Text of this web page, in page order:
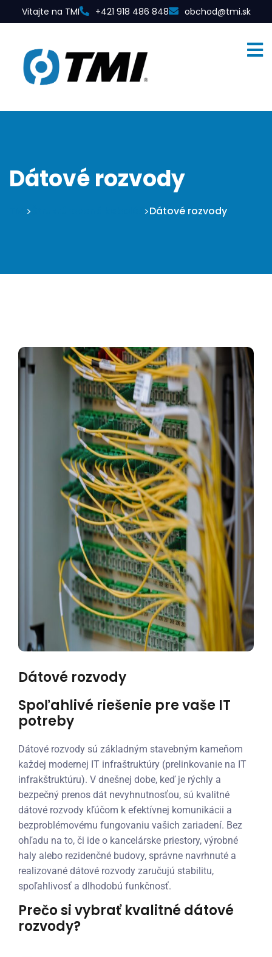
Vitajte na TMI +421 918 486 848 obchod@tmi.sk
Dátové rozvody
> >Dátové rozvody
Dátové rozvody
Spoľahlivé riešenie pre vaše IT
potreby
Dátové rozvody sú základným stavebným kameňom
každej modernej IT infraštruktúry (prelinkovanie na IT
infrakštruktúru). V dnešnej dobe, keď je rýchly a
bezpečný prenos dát nevyhnutnosťou, sú kvalitné
dátové rozvody kľúčom k efektívnej komunikácii a
bezproblémovému fungovaniu vašich zariadení. Bez
ohľadu na to, či ide o kancelárske priestory, výrobné
haly alebo rezidenčné budovy, správne navrhnuté a
realizované dátové rozvody zaručujú stabilitu,
spoľahlivosť a dlhodobú funkčnosť.
Prečo si vybrať kvalitné dátové
rozvody?